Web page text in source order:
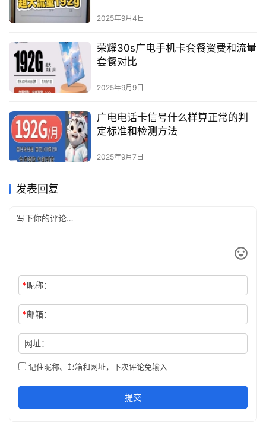
2025年9月4日
荣耀30s广电手机卡套餐资费和流量
套餐对比
2025年9月9日
广电电话卡信号什么样算正常的判
定标准和检测方法
2025年9月7日
发表回复
*昵称：
*邮箱：
网址：
记住昵称、邮箱和网址，下次评论免输入
提交